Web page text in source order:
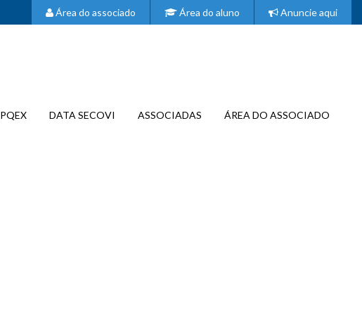
Área do associado Área do aluno Anuncie aqui
PQEX DATA SECOVI ASSOCIADAS ÁREA DO ASSOCIADO